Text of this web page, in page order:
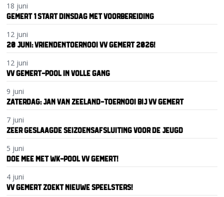
18 juni
GEMERT 1 START DINSDAG MET VOORBEREIDING
12 juni
20 JUNI: VRIENDENTOERNOOI VV GEMERT 2026!
12 juni
VV GEMERT-POOL IN VOLLE GANG
9 juni
ZATERDAG: JAN VAN ZEELAND-TOERNOOI BIJ VV GEMERT
7 juni
ZEER GESLAAGDE SEIZOENSAFSLUITING VOOR DE JEUGD
5 juni
DOE MEE MET WK-POOL VV GEMERT!
4 juni
VV GEMERT ZOEKT NIEUWE SPEELSTERS!